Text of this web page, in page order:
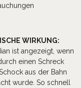
WIRKUNG:
ist angezeigt, wenn
einen Schreck
aus der Bahn
wurde. So schnell